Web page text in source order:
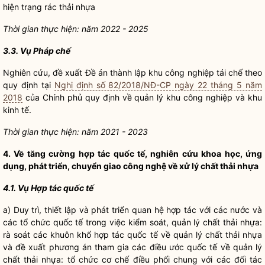
hiện trạng rác thải nhựa
Thời gian thực hiện: năm 2022 - 2025
3.3. VụPháp chế
Nghiên cứu, đề xuất Đề án thành lập khu công nghiệp tái chế theo
quy định tại Nghị định số 82/2018/NĐ-CP ngày 22 tháng 5 năm
2018 của Chính phủ quy định về quản lý khu công nghiệp và khu
kinh tế.
Thời gian thực hiện: năm 2021 - 2023
4. Về tăng cường hợp tác quốc tế, nghiên cứu khoa học, ứng
dụng, phát triển, chuyển giao công nghệ về xử lý chất thải nhựa
4.1. Vụ Hợp tác quốc tế
a) Duy trì, thiết lập và phát triển quan hệ hợp tác với các nước và
các tổ chức quốc tế trong việc kiểm soát, quản lý chất thải nhựa:
rà soát các khuôn khổ hợp tác quốc tế về quản lý chất thải nhựa
và đề xuất phương án tham gia các điều ước quốc tế về quản lý
chất thải nhựa: tổ chức cơ chế điều phối chung với các đối tác